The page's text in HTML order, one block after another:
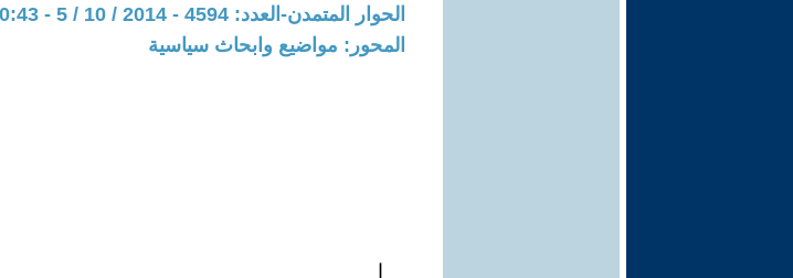
الحوار المتمدن-العدد: 4594 - 2014 / 10 / 5 - 00:43
المحور: مواضيع وابحاث سياسية